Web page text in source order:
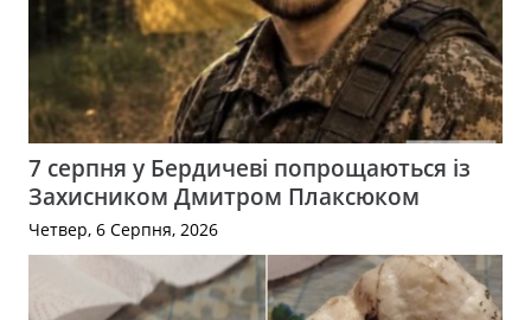
7 серпня у Бердичеві попрощаються із
Захисником Дмитром Плаксюком
Четвер, 6 Серпня, 2026